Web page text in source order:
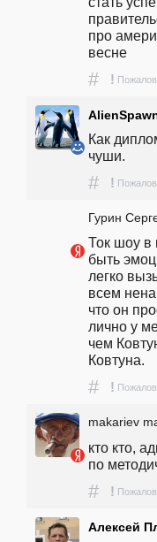
про
весне
# !
Как
чуши.
# !
Гурин
Ток шоу в
быть
легко
всем
что он
лично у
чем
Ковтуна.
# !
makariev
кто кто,
по
# !
Алексей